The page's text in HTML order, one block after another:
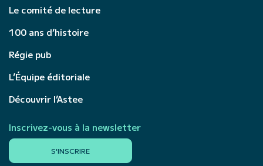
Le comité de lecture
100 ans d’histoire
Régie pub
L’Équipe éditoriale
Découvrir l’Astee
Inscrivez-vous à la newsletter
S'INSCRIRE